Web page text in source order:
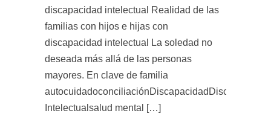
discapacidad intelectual Realidad de las
familias con hijos e hijas con
discapacidad intelectual La soledad no
deseada más allá de las personas
mayores. En clave de familia
autocuidadoconciliaciónDiscapacidadDiscapacidad
Intelectualsalud mental […]